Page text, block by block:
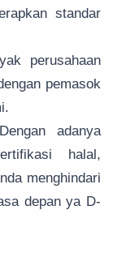
standar
perusahaan
pemasok
adanya
halal,
menghindari
depan ya D-